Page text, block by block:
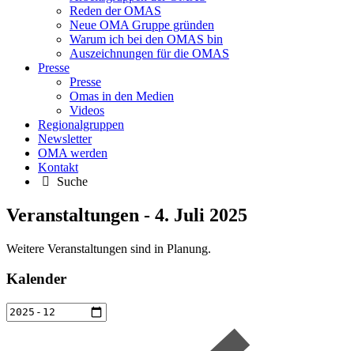
Reden der OMAS
Neue OMA Gruppe gründen
Warum ich bei den OMAS bin
Auszeichnungen für die OMAS
Presse
Presse
Omas in den Medien
Videos
Regionalgruppen
Newsletter
OMA werden
Kontakt
Suche
Veranstaltungen - 4. Juli 2025
Weitere Veranstaltungen sind in Planung.
Kalender